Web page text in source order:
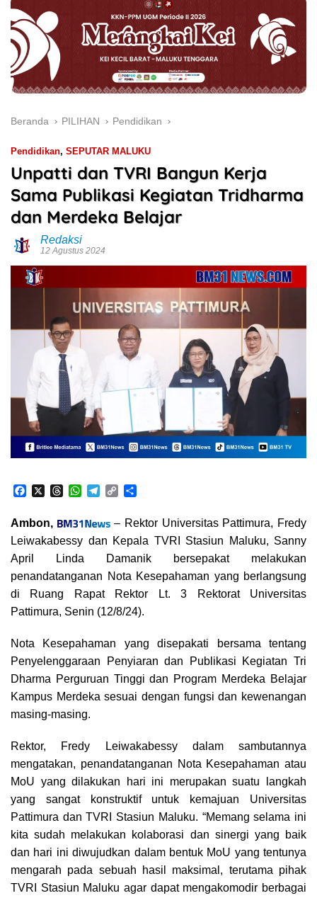
Beranda PILIHAN Pendidikan
Pendidikan, SEPUTAR MALUKU
Unpatti dan TVRI Bangun Kerja
Sama Publikasi Kegiatan Tridharma
dan Merdeka Belajar
Redaksi
12 Agustus 2024
c
e
b
o
k
e
a
d
W
t
s
A
p
e
g
m
C
L
i
k
a
r
e
Ambon,
– Rektor Universitas Pattimura, Fredy
Leiwakabessy dan Kepala TVRI Stasiun Maluku, Sanny
April Linda Damanik bersepakat melakukan
penandatanganan Nota Kesepahaman yang berlangsung
di Ruang Rapat Rektor Lt. 3 Rektorat Universitas
Pattimura, Senin (12/8/24).
Nota Kesepahaman yang disepakati bersama tentang
Penyelenggaraan Penyiaran dan Publikasi Kegiatan Tri
Dharma Perguruan Tinggi dan Program Merdeka Belajar
Kampus Merdeka sesuai dengan fungsi dan kewenangan
masing-masing.
Rektor, Fredy Leiwakabessy dalam sambutannya
mengatakan, penandatanganan Nota Kesepahaman atau
MoU yang dilakukan hari ini merupakan suatu langkah
yang sangat konstruktif untuk kemajuan Universitas
Pattimura dan TVRI Stasiun Maluku. “Memang selama ini
kita sudah melakukan kolaborasi dan sinergi yang baik
dan hari ini diwujudkan dalam bentuk MoU yang tentunya
mengarah pada sebuah hasil maksimal, terutama pihak
TVRI Stasiun Maluku agar dapat mengakomodir berbagai